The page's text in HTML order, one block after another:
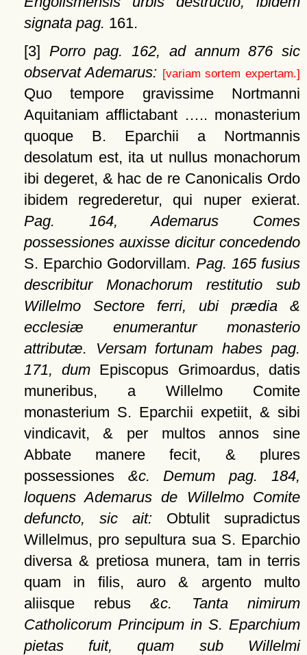
signata pag. 161.
[3] Porro pag. 162, ad annum 876 sic
observat Ademarus: [variam sortem expertam.]
Quo tempore gravissime Nortmanni
Aquitaniam afflictabant ….. monasterium
quoque B. Eparchii a Nortmannis
desolatum est, ita ut nullus monachorum
ibi degeret, & hac de re Canonicalis Ordo
ibidem regrederetur, qui nuper exierat.
Pag. 164, Ademarus
Comes
possessiones auxisse dicitur concedendo
S. Eparchio Godorvillam. Pag. 165 fusius
describitur Monachorum restitutio sub
Willelmo Sectore ferri, ubi prædia &
ecclesiæ enumerantur monasterio
attributæ. Versam fortunam habes pag.
171, dum Episcopus Grimoardus, datis
muneribus, a Willelmo Comite
monasterium S. Eparchii expetiit, & sibi
vindicavit, & per multos annos sine
Abbate manere fecit, & plures
possessiones &c. Demum pag. 184,
loquens Ademarus de Willelmo Comite
defuncto, sic ait:Obtulit supradictus
Willelmus, pro sepultura sua S. Eparchio
diversa & pretiosa munera, tam in terris
quam in filis, auro & argento multo
aliisque rebus&c. Tanta nimirum
Catholicorum Principum in S. Eparchium
pietas fuit, quam sub Willelmi